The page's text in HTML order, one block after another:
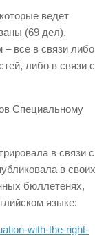
ведет
(69 дел),
все в связи либо
либо в связи с
Специальному
в связи с
в своих
бюллетенях,
языке:
with-the-right-